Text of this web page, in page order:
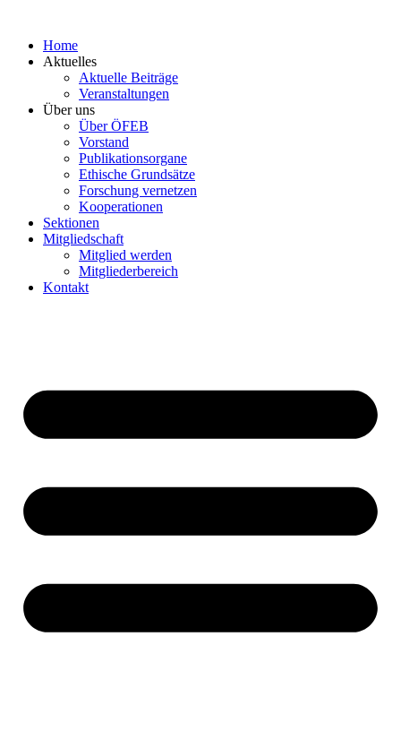
springenHome
Aktuelles
Aktuelle Beiträge
Veranstaltungen
Über uns
Über ÖFEB
Vorstand
Publikationsorgane
Ethische Grundsätze
Forschung vernetzen
Kooperationen
Sektionen
Mitgliedschaft
Mitglied werden
Mitgliederbereich
Kontakt